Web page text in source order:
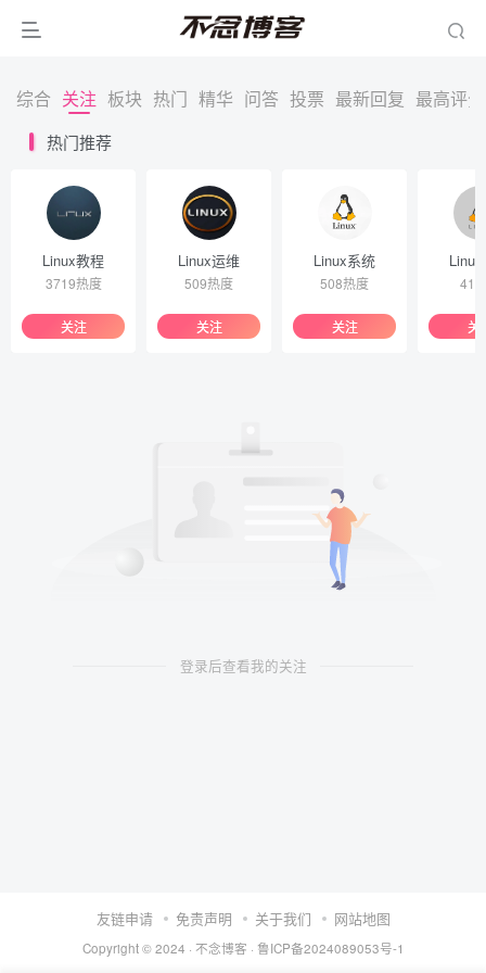
综合 关注 板块 热门 精华 问答 投票 最新回复 最高评分
热门推荐
Linux教程
3719热度
关注
Linux运维
509热度
关注
Linux系统
508热度
关注
41
关
登录后查看我的关注
友链申请 免责声明 关于我们 网站地图
Copyright © 2024 · 不念博客 · 鲁ICP备2024089053号-1